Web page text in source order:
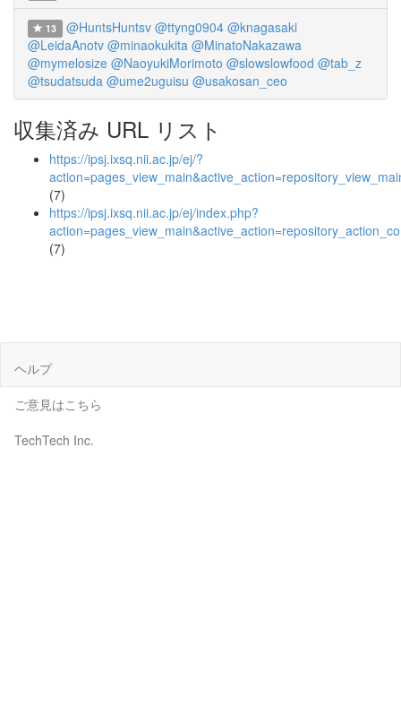
13 @HuntsHuntsv @ttyng0904 @knagasaki
@LeidaAnotv @minaokukita @MinatoNakazawa
@mymelosize @NaoyukiMorimoto @slowslowfood @tab_z
@tsudatsuda @ume2uguisu @usakosan_ceo
収集済み URL リスト
https://ipsj.ixsq.nii.ac.jp/ej/?
(7)
https://ipsj.ixsq.nii.ac.jp/ej/index.php?
(7)
ヘルプ
ご意見はこちら
TechTech Inc.